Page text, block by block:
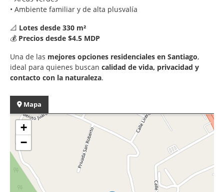
• Ambiente familiar y de alta plusvalía
📐 Lotes desde 330 m²
💰 Precios desde $4.5 MDP
Una de las mejores opciones residenciales en Santiago,
ideal para quienes buscan calidad de vida, privacidad y
contacto con la naturaleza.
Mapa
+
−